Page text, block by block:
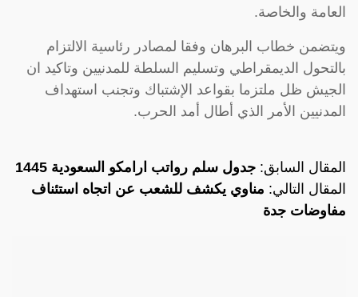
العامة والخاصة.
ويتضمن خطاب البرهان وفقا لمصادر رئاسية الالتزام
بالتحول الديمقراطي وتسليم السلطة للمدنيين وتاكيد ان
الجيش ظل ملتزما بقواعد الإشتباك وتجنب استهداف
المدنيين الأمر الذي أطال أمد الحرب.
المقال السابق: جدول سلم رواتب ارامكو السعودية 1445
المقال التالي: مناوي يكشف للشعب عن اتجاه استئناف
مفاوضات جدة